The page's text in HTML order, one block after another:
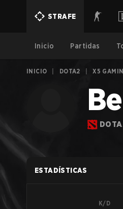
STRAFE
Inicio Partidas
INICIO DOTA2 X5
ESTADÍSTICAS
K/D